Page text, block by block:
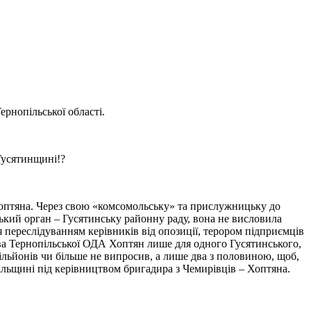
області.
Через свою «комсомольську» та прислужницьку до
орган – Гусятинську районну раду, вона не висловила
керівників від опозиції, терором підприємців
Тернопільської ОДА Хоптян лише для одного Гусятинського,
чи більше не випросив, а лише два з половиною, щоб,
під керівництвом бригадира з Чемирівців – Хоптяна.